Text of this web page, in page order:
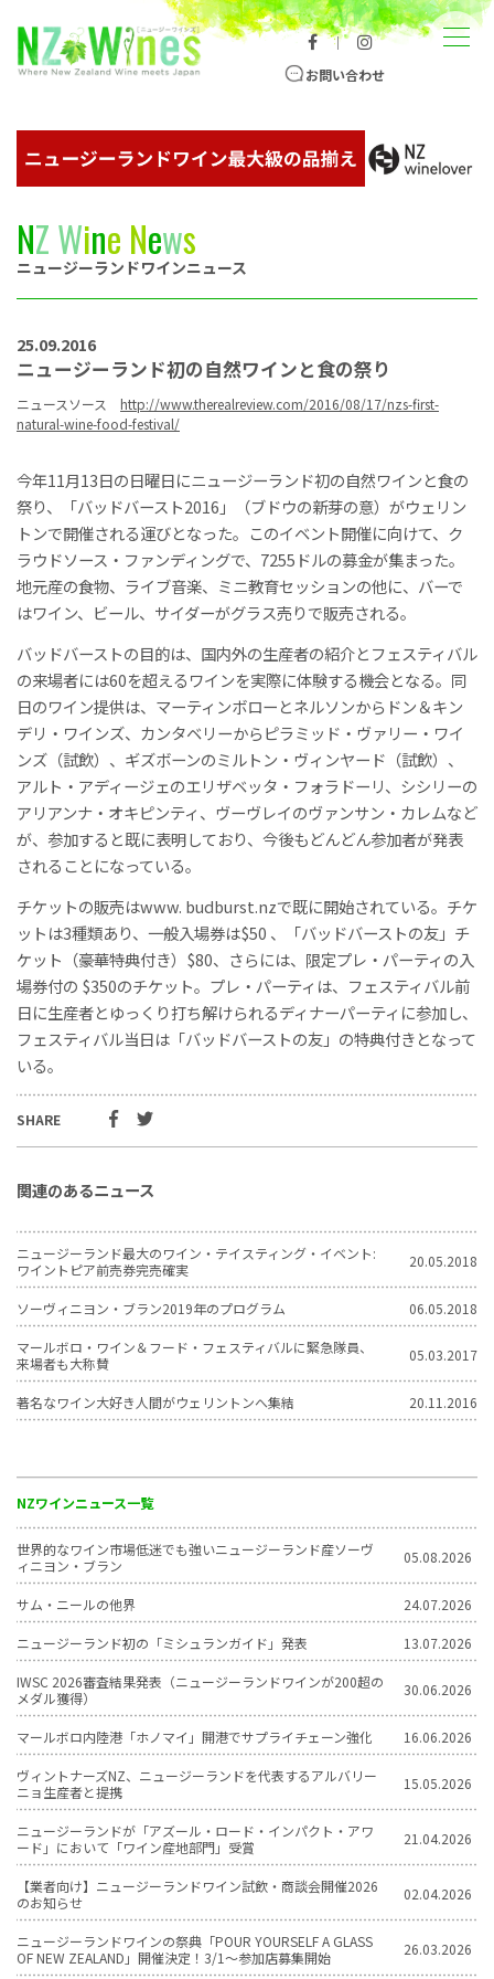
ニュージーランドワイン総合サイト
｜
お問い合わせ
メニュー
NZWine News
ニュージーランドワインニュース
25.09.2016
ニュージーランド初の自然ワインと食の祭り
ニュースソース http://www.therealreview.com/2016/08/17/nzs-first-
natural-wine-food-festival/
NZワインニュース一覧
世界的なワイン市場低迷でも強いニュージーランド産ソーヴ
ィニヨン・ブラン
05.08.2026
サム・ニールの他界 24.07.2026
ニュージーランド初の「ミシュランガイド」発表 13.07.2026
IWSC 2026審査結果発表（ニュージーランドワインが200超の
メダル獲得）
30.06.2026
マールボロ内陸港「ホノマイ」開港でサプライチェーン強化 16.06.2026
ヴィントナーズNZ、ニュージーランドを代表するアルバリー
ニョ生産者と提携
15.05.2026
ニュージーランドが「アズール・ロード・インパクト・アワ
ード」において「ワイン産地部門」受賞
21.04.2026
【業者向け】ニュージーランドワイン試飲・商談会開催2026
のお知らせ
02.04.2026
ニュージーランドワインの祭典「POUR YOURSELF A GLASS
OF NEW ZEALAND」開催決定！3/1〜参加店募集開始
26.03.2026
今年11月13日の日曜日にニュージーランド初の自然ワインと食の
祭り、「バッドバースト2016」（ブドウの新芽の意）がウェリン
トンで開催される運びとなった。このイベント開催に向けて、ク
ラウドソース・ファンディングで、7255ドルの募金が集まった。
地元産の食物、ライブ音楽、ミニ教育セッションの他に、バーで
はワイン、ビール、サイダーがグラス売りで販売される。
バッドバーストの目的は、国内外の生産者の紹介とフェスティバル
の来場者には60を超えるワインを実際に体験する機会となる。同
日のワイン提供は、マーティンボローとネルソンからドン＆キン
デリ・ワインズ、カンタベリーからピラミッド・ヴァリー・ワイ
ンズ（試飲）、ギズボーンのミルトン・ヴィンヤード（試飲）、
アルト・アディージェのエリザベッタ・フォラドーリ、シシリーの
アリアンナ・オキピンティ、ヴーヴレイのヴァンサン・カレムなど
が、参加すると既に表明しており、今後もどんどん参加者が発表
されることになっている。
チケットの販売はwww. budburst.nzで既に開始されている。チケ
ットは3種類あり、一般入場券は$50 、「バッドバーストの友」チ
ケット（豪華特典付き）$80、さらには、限定プレ・パーティの入
場券付の $350のチケット。プレ・パーティは、フェスティバル前
日に生産者とゆっくり打ち解けられるディナーパーティに参加し、
フェスティバル当日は「バッドバーストの友」の特典付きとなって
いる。
SHARE
関連のあるニュース
ニュージーランド最大のワイン・テイスティング・イベント:
ワイントピア前売券完売確実
20.05.2018
ソーヴィニヨン・ブラン2019年のプログラム 06.05.2018
マールボロ・ワイン＆フード・フェスティバルに緊急隊員、
来場者も大称賛
05.03.2017
著名なワイン大好き人間がウェリントンへ集結 20.11.2016